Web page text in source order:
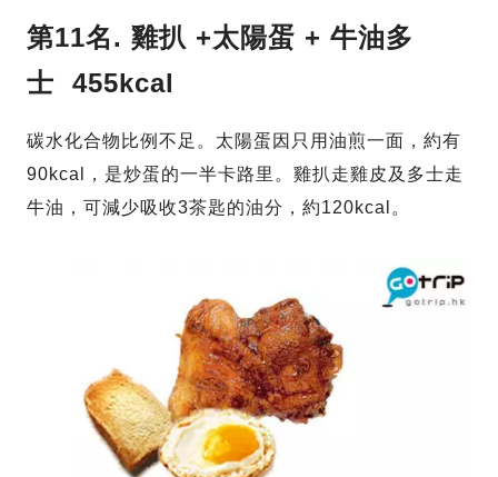
第11名. 雞扒 +太陽蛋 + 牛油多
士 455kcal
碳水化合物比例不足。太陽蛋因只用油煎一面，約有
90kcal，是炒蛋的一半卡路里。雞扒走雞皮及多士走
牛油，可減少吸收3茶匙的油分，約120kcal。